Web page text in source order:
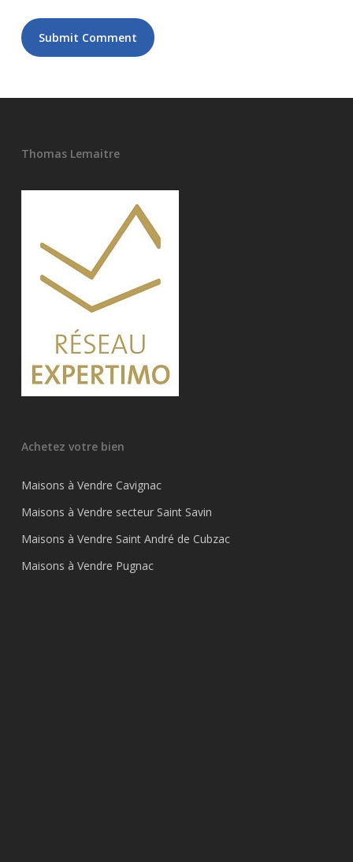
Thomas Lemaitre
Achetez votre bien
Maisons à Vendre Cavignac
Maisons à Vendre secteur Saint Savin
Maisons à Vendre Saint André de Cubzac
Maisons à Vendre Pugnac